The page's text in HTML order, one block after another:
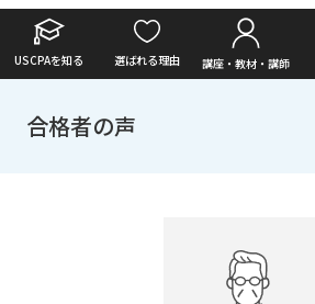
USCPAを知る 選ばれる理由 講座・教材・講師
合格者の声